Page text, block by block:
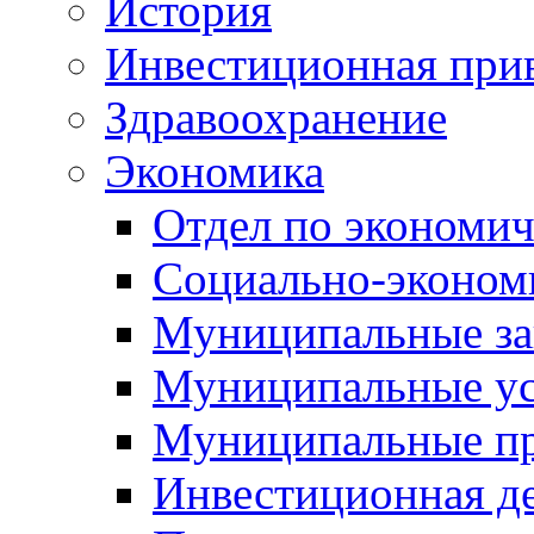
Инвестиционная
Здравоохранение
Экономика
Отдел по
Социально-
Муниципальные
Муниципальные
Муниципальные
Инвестиционная